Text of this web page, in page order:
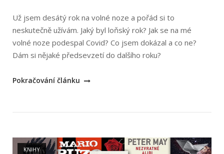
Už jsem desátý rok na volné noze a pořád si to
neskutečně užívám. Jaký byl loňský rok? Jak se na mé
volné noze podespal Covid? Co jsem dokázal a co ne?
Dám si nějaké předsevzetí do dalšího roku?
„Rok
Pokračování článku
KNIHY
Open post